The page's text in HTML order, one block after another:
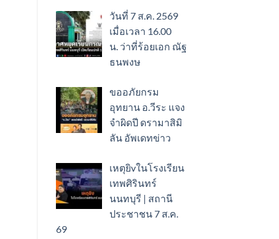
วันที่ 7 ส.ค. 2569
เมื่อเวลา 16.00
น. ว่าที่ร้อยเอก ณัฐ
ธนพงษ
ขออภัยกรม
อุทยาน อ.วีระ แจง
จำผิดปี ดรามาสิมิ
ลัน อัพเดทข่าว
เหตุยิvในโรงเรียน
เทพศิรินทร์
นนทบุรี | สถานี
ประชาชน 7 ส.ค.
69